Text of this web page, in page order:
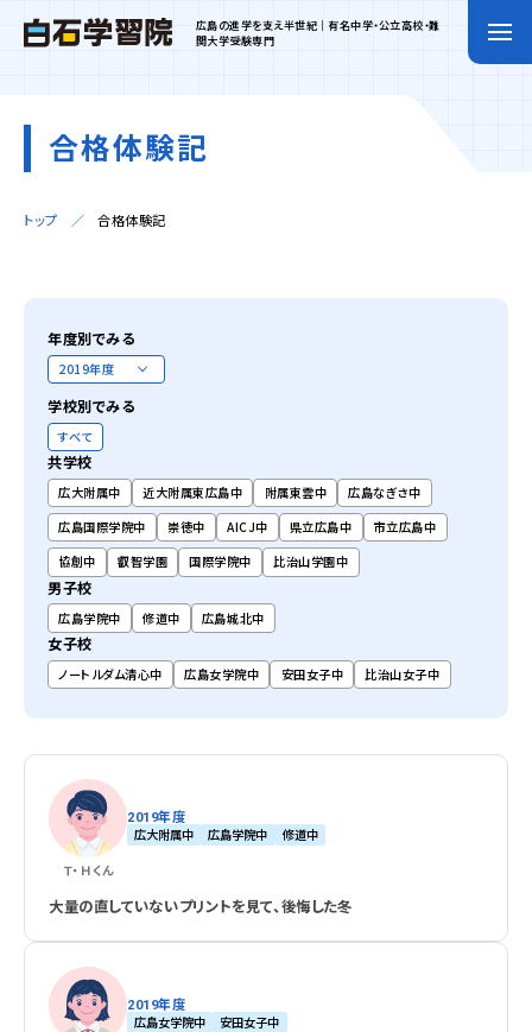
広島の進学を支え半世紀｜有名中学・公立高校・難
関大学受験専門
合格体験記
トップ 合格体験記
年度別でみる
学校別でみる
すべて
共学校
広大附属中 近大附属東広島中 附属東雲中
広島なぎさ中
広島国際学院中
崇徳中 AICJ中 県立広島中
市立広島中
協創中
叡智学園 国際学院中 比治山学園中
男子校
広島学院中 修道中 広島城北中
女子校
ノートルダム清心中 広島女学院中 安田女子中 比治山女子中
Ｔ・Ｈ くん
2019年度
広大附属中 広島学院中 修道中
大量の直していないプリントを見て、後悔した冬
2019年度
広島女学院中 安田女子中